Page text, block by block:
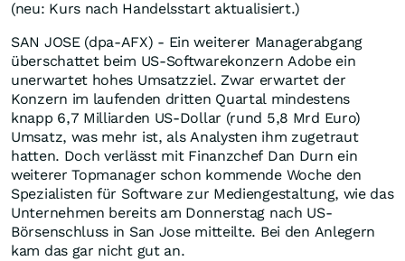
(neu: Kurs nach Handelsstart aktualisiert.)
SAN JOSE (dpa-AFX) - Ein weiterer Managerabgang
überschattet beim US-Softwarekonzern Adobe ein
unerwartet hohes Umsatzziel. Zwar erwartet der
Konzern im laufenden dritten Quartal mindestens
knapp 6,7 Milliarden US-Dollar (rund 5,8 Mrd Euro)
Umsatz, was mehr ist, als Analysten ihm zugetraut
hatten. Doch verlässt mit Finanzchef Dan Durn ein
weiterer Topmanager schon kommende Woche den
Spezialisten für Software zur Mediengestaltung, wie das
Unternehmen bereits am Donnerstag nach US-
Börsenschluss in San Jose mitteilte. Bei den Anlegern
kam das gar nicht gut an.